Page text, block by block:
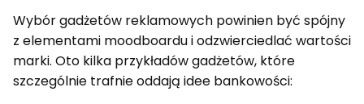
Wybór gadżetów reklamowych powinien być spójny
z elementami moodboardu i odzwierciedlać wartości
marki. Oto kilka przykładów gadżetów, które
szczególnie trafnie oddają idee bankowości: